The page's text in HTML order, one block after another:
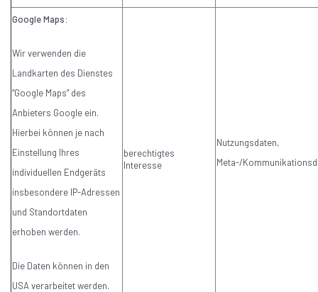
Google Maps:
Wir verwenden die
Landkarten des Dienstes
“Google Maps” des
Anbieters Google ein.
Hierbei können je nach
Einstellung Ihres
individuellen Endgeräts
insbesondere IP-Adressen
und Standortdaten
erhoben werden.
Die Daten können in den
USA verarbeitet werden.
berechtigtes
Interesse
Nutzungsdaten,
Meta-/